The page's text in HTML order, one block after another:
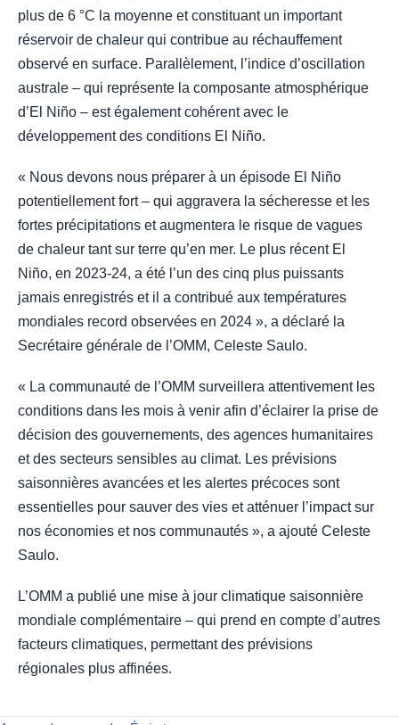
plus de 6 °C la moyenne et constituant un important
réservoir de chaleur qui contribue au réchauffement
observé en surface. Parallèlement, l’indice d’oscillation
australe – qui représente la composante atmosphérique
d’El Niño – est également cohérent avec le
développement des conditions El Niño.
« Nous devons nous préparer à un épisode El Niño
potentiellement fort – qui aggravera la sécheresse et les
fortes précipitations et augmentera le risque de vagues
de chaleur tant sur terre qu’en mer. Le plus récent El
Niño, en 2023-24, a été l’un des cinq plus puissants
jamais enregistrés et il a contribué aux températures
mondiales record observées en 2024 », a déclaré la
Secrétaire générale de l’OMM, Celeste Saulo.
« La communauté de l’OMM surveillera attentivement les
conditions dans les mois à venir afin d’éclairer la prise de
décision des gouvernements, des agences humanitaires
et des secteurs sensibles au climat. Les prévisions
saisonnières avancées et les alertes précoces sont
essentielles pour sauver des vies et atténuer l’impact sur
nos économies et nos communautés », a ajouté Celeste
Saulo.
L’OMM a publié une mise à jour climatique saisonnière
mondiale complémentaire – qui prend en compte d’autres
facteurs climatiques, permettant des prévisions
régionales plus affinées.